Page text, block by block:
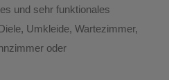
und sehr funktionales
Umkleide, Wartezimmer,
oder